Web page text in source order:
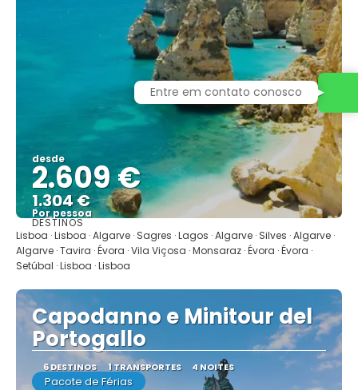
desde
2.609 €
1.304 €
Por pessoa
Mostrar
DESTINOS
Lisboa · Lisboa · Algarve · Sagres · Lagos · Algarve · Silves · Algarve ·
Algarve · Tavira · Évora · Vila Viçosa · Monsaraz · Évora · Évora ·
Setúbal · Lisboa · Lisboa
Capodanno e Minitour del
Portogallo
6 DESTINOS 1 TRANSPORTES 4 NOITES
Pacote de Férias